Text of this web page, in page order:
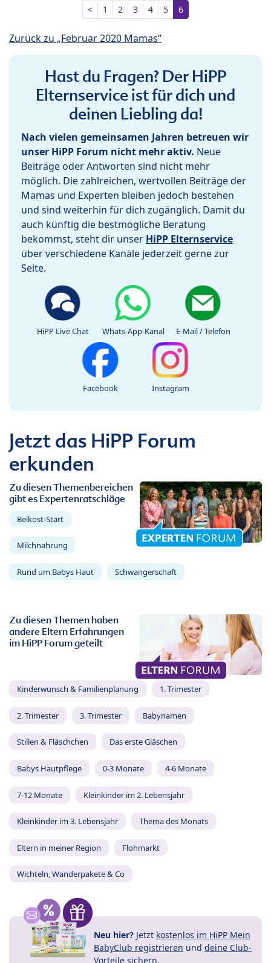
< 1 2 3 4 5 6
Zurück zu „Februar 2020 Mamas“
Hast du Fragen? Der HiPP
Elternservice ist für dich und
deinen Liebling da!
Nach vielen gemeinsamen Jahren betreuen wir
unser HiPP Forum nicht mehr aktiv. Neue
Beiträge oder Antworten sind nicht mehr
möglich. Die zahlreichen, wertvollen Beiträge der
Mamas und Experten bleiben jedoch bestehen
und sind weiterhin für dich zugänglich. Damit du
auch künftig die bestmögliche Beratung
bekommst, steht dir unser HiPP Elternservice
über verschiedene Kanäle jederzeit gerne zur
Seite.
HiPP Live Chat Whats-App-Kanal E-Mail / Telefon
Facebook Instagram
Jetzt das HiPP Forum
erkunden
Zu diesen Themenbereichen
gibt es Expertenratschläge
Beikost-Start
Milchnahrung
Rund um Babys Haut Schwangerschaft
Zu diesen Themen haben
andere Eltern Erfahrungen
im HiPP Forum geteilt
Kinderwunsch & Familienplanung 1. Trimester
2. Trimester 3. Trimester Babynamen
Stillen & Fläschchen Das erste Gläschen
Babys Hautpflege 0-3 Monate 4-6 Monate
7-12 Monate Kleinkinder im 2. Lebensjahr
Kleinkinder im 3. Lebensjahr Thema des Monats
Eltern in meiner Region Flohmarkt
Wichteln, Wanderpakete & Co
Neu hier? Jetzt kostenlos im HiPP Mein
BabyClub registrieren und deine Club-
Vorteile sichern.